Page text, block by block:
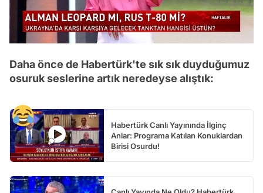
/
Daha önce de Habertürk'te sık sık duyduğumuz
osuruk seslerine artık neredeyse alıştık:
Habertürk Canlı Yayınında İlginç
Anlar: Programa Katılan Konuklardan
Birisi Osurdu!